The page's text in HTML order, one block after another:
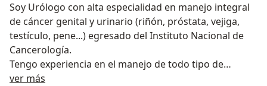
Soy Urólogo con alta especialidad en manejo integral
de cáncer genital y urinario (riñón, próstata, vejiga,
testículo, pene...) egresado del Instituto Nacional de
Cancerología.
Tengo experiencia en el manejo de todo tipo de
enfermedades del área Urología y esta se expande
ver más